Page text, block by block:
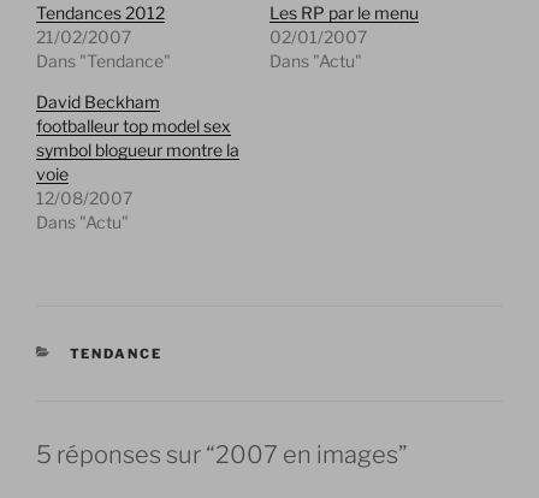
Tendances 2012
21/02/2007
Dans "Tendance"
Les RP par le menu
02/01/2007
Dans "Actu"
David Beckham
footballeur top model sex
symbol blogueur montre la
voie
12/08/2007
Dans "Actu"
CATÉGORIES
TENDANCE
5 réponses sur “2007 en images”